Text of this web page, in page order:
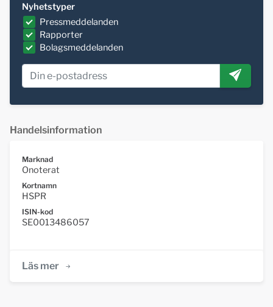
Nyhetstyper
Pressmeddelanden
Rapporter
Bolagsmeddelanden
Handelsinformation
Marknad
Onoterat
Kortnamn
HSPR
ISIN-kod
SE0013486057
Läs mer